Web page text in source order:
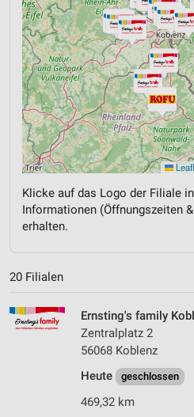
Klicke auf das Logo der Filiale
Informationen (Öffnungszeiten
erhalten.
20 Filialen
Ernsting's family
Zentralplatz 2
56068 Koblenz
Heute
geschlossen
469,32 km